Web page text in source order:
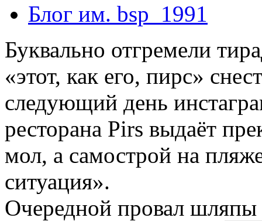
Блог им. bsp_1991
Буквально отгремели
«этот, как его, пирс»
следующий день
ресторана Pirs выдаёт
мол, а самострой на
ситуация».
Очередной провал